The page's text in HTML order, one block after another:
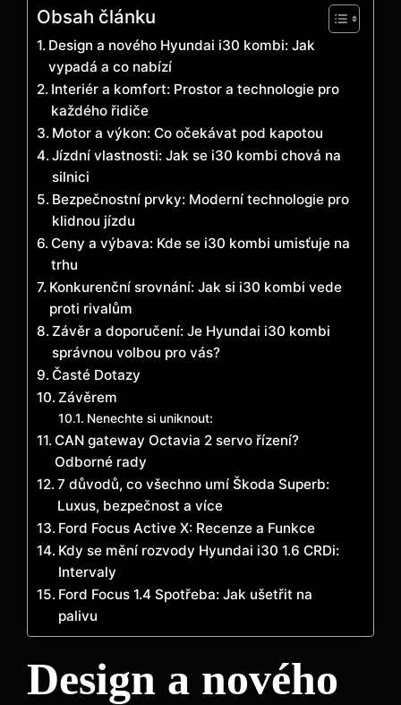
Obsah článku
Design a nového Hyundai i30 kombi: Jak
vypadá a co nabízí
Interiér a komfort: Prostor a technologie pro
každého řidiče
Motor a výkon: Co očekávat pod kapotou
Jízdní vlastnosti: Jak se i30 kombi chová na
silnici
Bezpečnostní prvky: Moderní technologie pro
klidnou jízdu
Ceny a výbava: Kde se i30 kombi umisťuje na
trhu
Konkurenční srovnání: Jak si i30 kombi vede
proti rivalům
Závěr a doporučení: Je Hyundai i30 kombi
správnou volbou pro vás?
Časté Dotazy
Závěrem
Nenechte si uniknout:
CAN gateway Octavia 2 servo řízení?
Odborné rady
7 důvodů, co všechno umí Škoda Superb:
Luxus, bezpečnost a více
Ford Focus Active X: Recenze a Funkce
Kdy se mění rozvody Hyundai i30 1.6 CRDi:
Intervaly
Ford Focus 1.4 Spotřeba: Jak ušetřit na
palivu
Design a nového